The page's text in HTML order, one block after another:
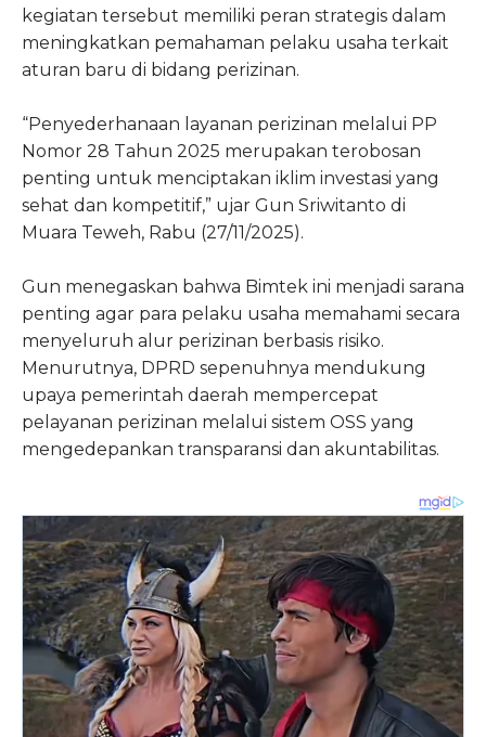
kegiatan tersebut memiliki peran strategis dalam
meningkatkan pemahaman pelaku usaha terkait
aturan baru di bidang perizinan.
“Penyederhanaan layanan perizinan melalui PP
Nomor 28 Tahun 2025 merupakan terobosan
penting untuk menciptakan iklim investasi yang
sehat dan kompetitif,” ujar Gun Sriwitanto di
Muara Teweh, Rabu (27/11/2025).
Gun menegaskan bahwa Bimtek ini menjadi sarana
penting agar para pelaku usaha memahami secara
menyeluruh alur perizinan berbasis risiko.
Menurutnya, DPRD sepenuhnya mendukung
upaya pemerintah daerah mempercepat
pelayanan perizinan melalui sistem OSS yang
mengedepankan transparansi dan akuntabilitas.